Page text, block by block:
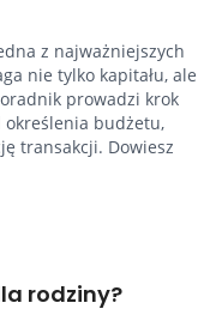
z najważniejszych
nie tylko kapitału, ale
prowadzi krok
określenia budżetu,
transakcji. Dowiesz
rodziny?